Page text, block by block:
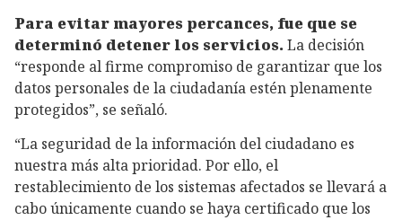
Para evitar mayores percances, fue que se
determinó detener los servicios. La decisión
“responde al firme compromiso de garantizar que los
datos personales de la ciudadanía estén plenamente
protegidos”, se señaló.
“La seguridad de la información del ciudadano es
nuestra más alta prioridad. Por ello, el
restablecimiento de los sistemas afectados se llevará a
cabo únicamente cuando se haya certificado que los